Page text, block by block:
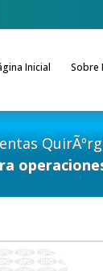
Inicial Sobre